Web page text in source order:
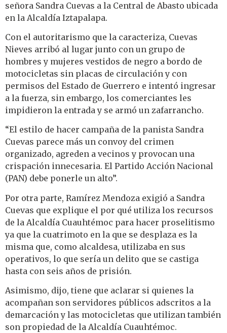
señora Sandra Cuevas a la Central de Abasto ubicada
en la Alcaldía Iztapalapa.
Con el autoritarismo que la caracteriza, Cuevas
Nieves arribó al lugar junto con un grupo de
hombres y mujeres vestidos de negro a bordo de
motocicletas sin placas de circulación y con
permisos del Estado de Guerrero e intentó ingresar
a la fuerza, sin embargo, los comerciantes les
impidieron la entrada y se armó un zafarrancho.
“El estilo de hacer campaña de la panista Sandra
Cuevas parece más un convoy del crimen
organizado, agreden a vecinos y provocan una
crispación innecesaria. El Partido Acción Nacional
(PAN) debe ponerle un alto”.
Por otra parte, Ramírez Mendoza exigió a Sandra
Cuevas que explique el por qué utiliza los recursos
de la Alcaldía Cuauhtémoc para hacer proselitismo
ya que la cuatrimoto en la que se desplaza es la
misma que, como alcaldesa, utilizaba en sus
operativos, lo que sería un delito que se castiga
hasta con seis años de prisión.
Asimismo, dijo, tiene que aclarar si quienes la
acompañan son servidores públicos adscritos a la
demarcación y las motocicletas que utilizan también
son propiedad de la Alcaldía Cuauhtémoc.